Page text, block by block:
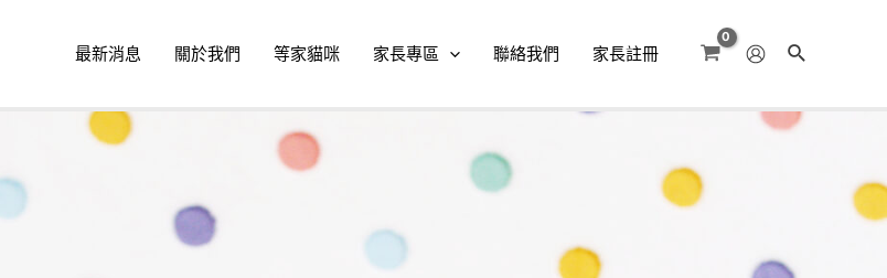
最新消息 關於我們 等家貓咪 家長專區 聯絡我們 家長註冊